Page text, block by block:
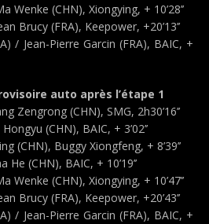
Wenke (CHN), Xiongying, + 10’28’’
Brucy (FRA), Keepower, +20’13’’
/ Jean-Pierre Garcin (FRA), BAIC, +
auto après l’étape 1
Zengrong (CHN), SMG, 2h30’16’’
(CHN), BAIC, + 3’02’’
(CHN), Buggy Xiongfeng, + 8’39’’
(CHN), BAIC, + 10’19’’
Wenke (CHN), Xiongying, + 10’47’’
Brucy (FRA), Keepower, +20’43’’
/ Jean-Pierre Garcin (FRA), BAIC, +